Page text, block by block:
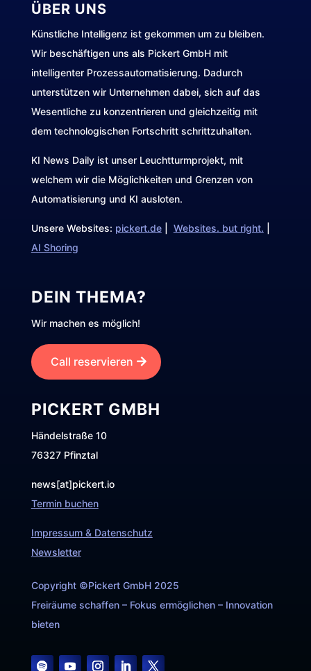
ÜBER UNS
Künstliche Intelligenz ist gekommen um zu bleiben.
Wir beschäftigen uns als Pickert GmbH mit
intelligenter Prozessautomatisierung. Dadurch
unterstützen wir Unternehmen dabei, sich auf das
Wesentliche zu konzentrieren und gleichzeitig mit
dem technologischen Fortschritt schrittzuhalten.
KI News Daily ist unser Leuchtturmprojekt, mit
welchem wir die Möglichkeiten und Grenzen von
Automatisierung und KI ausloten.
Unsere Websites: pickert.de| Websites. but right.
AI Shoring
DEIN THEMA?
Wir machen es möglich!
Call reservieren
PICKERT GMBH
Händelstraße 10
76327 Pfinztal
news[at]pickert.io
Termin buchen
Impressum & Datenschutz
Newsletter
Copyright ©Pickert GmbH 2025
Freiräume schaffen – Fokus ermöglichen – Innovation
bieten